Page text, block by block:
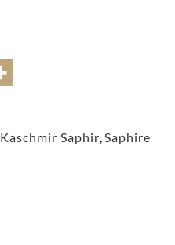
Kaschmir Saphir,Saphire